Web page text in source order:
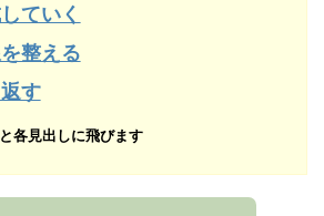
ていく
整える
す
各見出しに飛びます